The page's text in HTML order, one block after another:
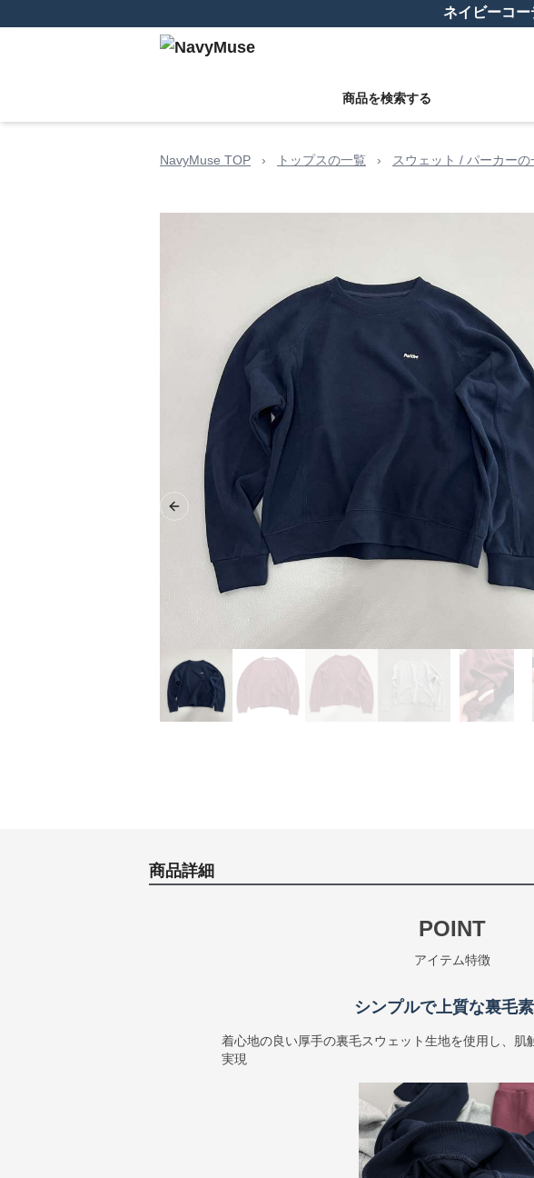
ネイビーコ
商品を検索する
NavyMuse TOP › トップスの一覧 › スウェット / パーカーの
Previous slide
商品詳細
POINT
アイテム特徴
シンプルで上質な裏毛
着心地の良い厚手の裏毛スウェット生地を使用し、肌
実現